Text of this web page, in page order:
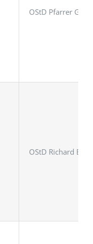
OStD Pfarrer
OStD Richard